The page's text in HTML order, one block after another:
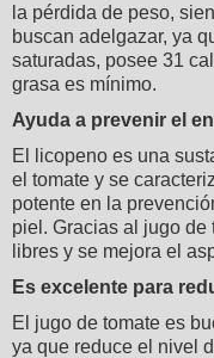
la pérdida de peso,
buscan adelgazar, ya
saturadas, posee 31
grasa es mínimo.
Ayuda a prevenir el
El licopeno es una
el tomate y se
potente en la
piel. Gracias al jugo
libres y se mejora el
Es excelente para
El jugo de tomate es
ya que reduce el nivel